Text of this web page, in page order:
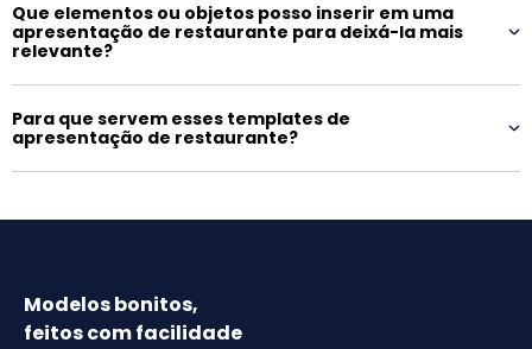
Que elementos ou objetos posso inserir em uma
apresentação de restaurante para deixá-la mais
relevante?
Para que servem esses templates de
apresentação de restaurante?
Modelos bonitos,
feitos com facilidade